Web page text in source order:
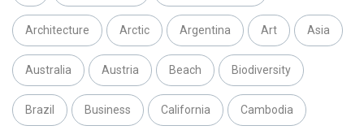
Architecture Arctic Argentina Art Asia
Australia Austria Beach Biodiversity
Brazil Business California Cambodia